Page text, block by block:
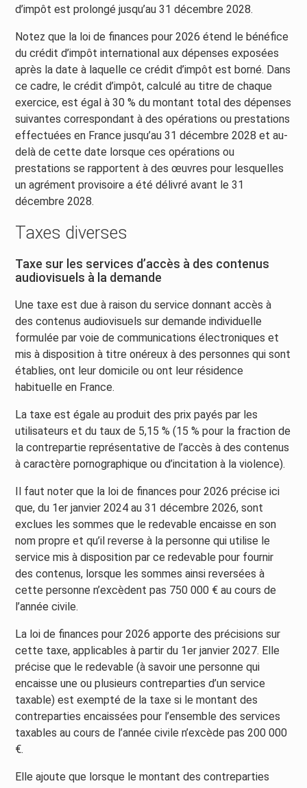
d’impôt est prolongé jusqu’au 31 décembre 2028.
Notez que la loi de finances pour 2026 étend le bénéfice
du crédit d’impôt international aux dépenses exposées
après la date à laquelle ce crédit d’impôt est borné. Dans
ce cadre, le crédit d’impôt, calculé au titre de chaque
exercice, est égal à 30 % du montant total des dépenses
suivantes correspondant à des opérations ou prestations
effectuées en France jusqu’au 31 décembre 2028 et au-
delà de cette date lorsque ces opérations ou
prestations se rapportent à des œuvres pour lesquelles
un agrément provisoire a été délivré avant le 31
décembre 2028.
Taxes diverses
Taxe sur les services d’accès à des contenus
audiovisuels à la demande
Une taxe est due à raison du service donnant accès à
des contenus audiovisuels sur demande individuelle
formulée par voie de communications électroniques et
mis à disposition à titre onéreux à des personnes qui sont
établies, ont leur domicile ou ont leur résidence
habituelle en France.
La taxe est égale au produit des prix payés par les
utilisateurs et du taux de 5,15 % (15 % pour la fraction de
la contrepartie représentative de l’accès à des contenus
à caractère pornographique ou d’incitation à la violence).
Il faut noter que la loi de finances pour 2026 précise ici
que, du 1er janvier 2024 au 31 décembre 2026, sont
exclues les sommes que le redevable encaisse en son
nom propre et qu’il reverse à la personne qui utilise le
service mis à disposition par ce redevable pour fournir
des contenus, lorsque les sommes ainsi reversées à
cette personne n’excèdent pas 750 000 € au cours de
l’année civile.
La loi de finances pour 2026 apporte des précisions sur
cette taxe, applicables à partir du 1er janvier 2027. Elle
précise que le redevable (à savoir une personne qui
encaisse une ou plusieurs contreparties d’un service
taxable) est exempté de la taxe si le montant des
contreparties encaissées pour l’ensemble des services
taxables au cours de l’année civile n’excède pas 200 000
€.
Elle ajoute que lorsque le montant des contreparties